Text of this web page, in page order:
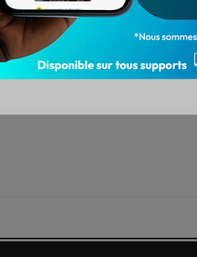
Foires régionales de l'artisanat objets d'art